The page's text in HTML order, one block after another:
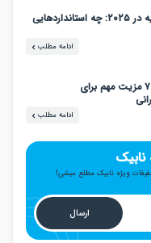
امنیت سرور مجازی ترکیه در ۲۰۲۵: چه استانداردهایی
مزیت مهم برای
مطلع میشی!
ارسال